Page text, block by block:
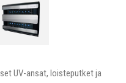
UV-ansat, loisteputket ja